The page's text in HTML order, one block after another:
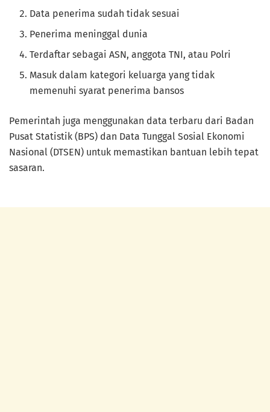
Data penerima sudah tidak sesuai
Penerima meninggal dunia
Terdaftar sebagai ASN, anggota TNI, atau Polri
Masuk dalam kategori keluarga yang tidak
memenuhi syarat penerima bansos
Pemerintah juga menggunakan data terbaru dari Badan
Pusat Statistik (BPS) dan Data Tunggal Sosial Ekonomi
Nasional (DTSEN) untuk memastikan bantuan lebih tepat
sasaran.